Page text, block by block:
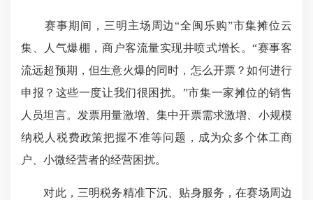
赛事期间，三明主场周边“全闽乐购”市集摊位云
集、人气爆棚，商户客流量实现井喷式增长。“赛事客
流远超预期，但生意火爆的同时，怎么开票？如何进行
申报？这些一度让我们很困扰。”市集一家摊位的销售
人员坦言。发票用量激增、集中开票需求激增、小规模
纳税人税费政策把握不准等问题，成为众多个体工商
户、小微经营者的经营困扰。
对此，三明税务精准下沉、贴身服务，在赛场周边